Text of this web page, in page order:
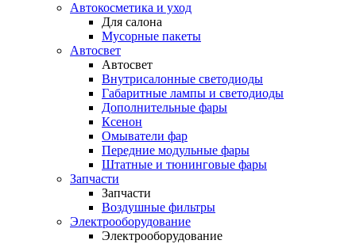
Автокосметика и уход
Для салона
Мусорные пакеты
Автосвет
Автосвет
Внутрисалонные светодиоды
Габаритные лампы и светодиоды
Дополнительные фары
Ксенон
Омыватели фар
Передние модульные фары
Штатные и тюнинговые фары
Запчасти
Запчасти
Воздушные фильтры
Электрооборудование
Электрооборудование